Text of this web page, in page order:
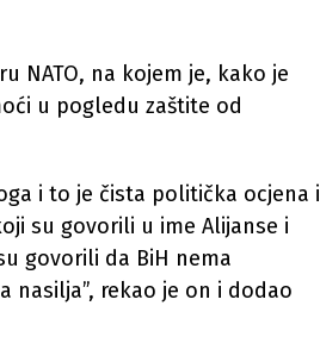
NATO, na kojem je, kako je
u pogledu zaštite od
i to je čista politička ocjena i
su govorili u ime Alijanse i
govorili da BiH nema
nasilja”, rekao je on i dodao